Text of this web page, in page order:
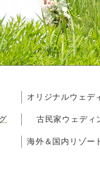
オリジナルウェデ
古民家ウェディ
海外＆国内リゾー